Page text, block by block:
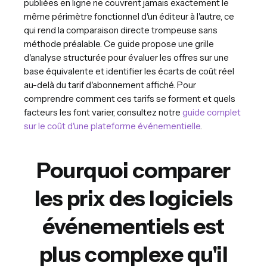
publiées en ligne ne couvrent jamais exactement le
même périmètre fonctionnel d'un éditeur à l'autre, ce
qui rend la comparaison directe trompeuse sans
méthode préalable. Ce guide propose une grille
d'analyse structurée pour évaluer les offres sur une
base équivalente et identifier les écarts de coût réel
au-delà du tarif d'abonnement affiché. Pour
comprendre comment ces tarifs se forment et quels
facteurs les font varier, consultez notre guide complet
sur le coût d'une plateforme événementielle
Pourquoi comparer
les prix des logiciels
événementiels est
plus complexe qu'il